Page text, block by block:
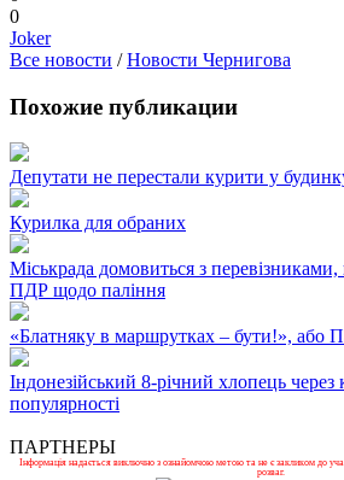
0
Joker
Все новости /Новости Чернигова
Похожие публикации
Депутати не перестали курити у
Курилка для обраних
Міськрада домовиться з
ПДР щодо паління
«Блатняку в маршрутках – бути!», або
Індонезійський 8-річний хлопець через
популярності
ПАРТНЕРЫ
Інформація надається виключно з ознайомчою метою та не є закликом до
розваг.